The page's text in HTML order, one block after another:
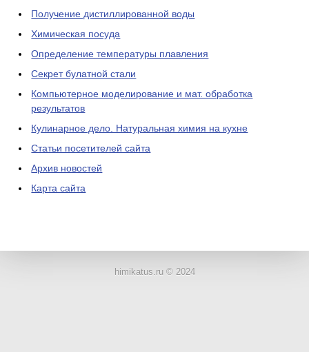
Получение дистиллированной воды
Химическая посуда
Определение температуры плавления
Секрет булатной стали
Компьютерное моделирование и мат. обработка
результатов
Кулинарное дело. Натуральная химия на кухне
Статьи посетителей сайта
Архив новостей
Карта сайта
himikatus.ru © 2024